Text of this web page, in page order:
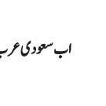
اب سعودی عرب